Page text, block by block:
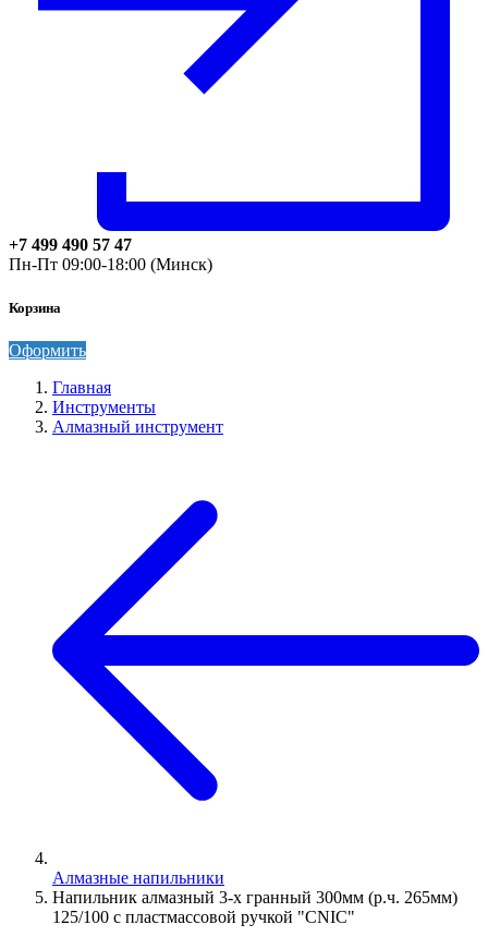
+7 499 490 57 47
Пн-Пт 09:00-18:00 (Минск)
Корзина
Оформить
Главная
Инструменты
Алмазный инструмент
Алмазные напильники
Напильник алмазный 3-х гранный 300мм (р.ч. 265мм)
125/100 с пластмассовой ручкой "CNIC"